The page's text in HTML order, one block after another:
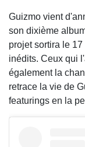
Guizmo vient
son dixième
projet sortira le
inédits. Ceux qui
également la
retrace la vie de
featurings en la